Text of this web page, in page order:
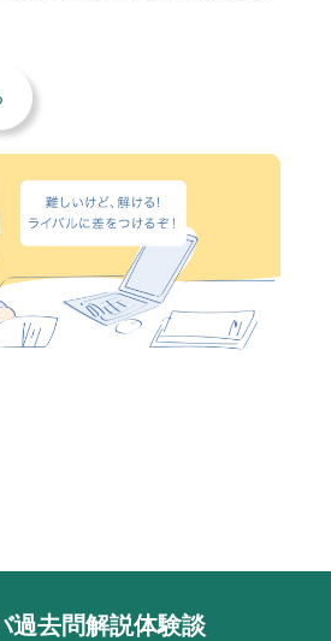
過去問解説体験談